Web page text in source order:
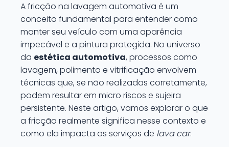
A fricção na lavagem automotiva é um
conceito fundamental para entender como
manter seu veículo com uma aparência
impecável e a pintura protegida. No universo
da estética automotiva, processos como
lavagem, polimento e vitrificação envolvem
técnicas que, se não realizadas corretamente,
podem resultar em micro riscos e sujeira
persistente. Neste artigo, vamos explorar o que
a fricção realmente significa nesse contexto e
como ela impacta os serviços de lava car.